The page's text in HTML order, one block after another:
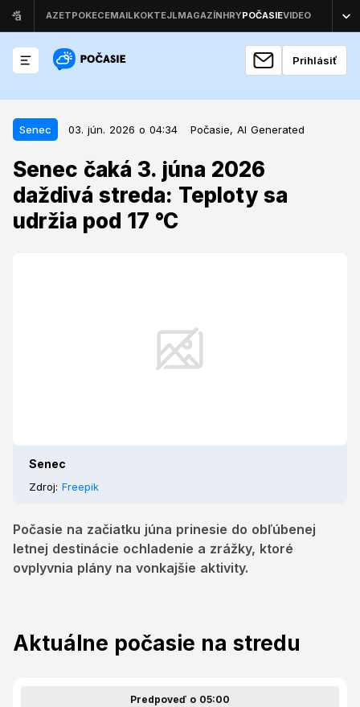
Prihlásiť
Senec 03. jún. 2026 o 04:34 Počasie, AI Generated
Senec čaká 3. júna 2026
daždivá streda: Teploty sa
udržia pod 17 °C
Senec
Zdroj: Freepik
Počasie na začiatku júna prinesie do obľúbenej
letnej destinácie ochladenie a zrážky, ktoré
ovplyvnia plány na vonkajšie aktivity.
Senec 03. jún. 2026 o 04:34
Senec čaká 3. júna 2026 daždivá
streda: Teploty sa udržia pod 17
°C
Aktuálne počasie na stredu
Predpoveď o 05:00